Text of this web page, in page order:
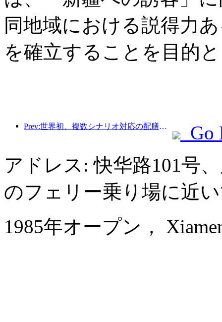
同地域における説得力
を確立することを目的
Prev:世界初、複数シナリオ対応の配膳サービスに特化したヒューマノイドロボットが公開
Go
アドレス: 快华路101号
のフェリー乗り場に近
1985年オープン，